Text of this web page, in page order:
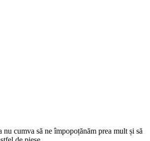
cumva să ne împopoțănăm prea mult și să